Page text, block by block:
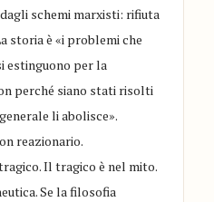
schemi marxisti: rifiuta
storia è «i problemi che
estinguono per la
perché siano stati risolti
li abolisce».
reazionario.
Il tragico è nel mito.
Se la filosofia